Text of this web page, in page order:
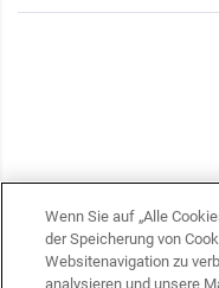
Wenn Sie auf „Alle
der Speicherung von
Websitenavigation zu
analysieren und unsere